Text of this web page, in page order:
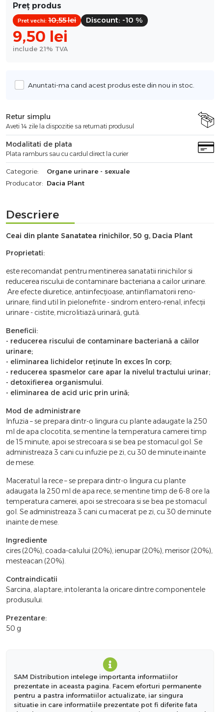
Preț produs
9,50 lei
Pret vechi: 10,55lei Discount: -10 %
include 21% TVA
Anuntati-ma cand acest produs este din nou in stoc.
Retur simplu
Aveti 14 zile la dispozitie sa returnati produsul
Modalitati de plata
Plata ramburs sau cu cardul direct la curier
Categorie:
Organe urinare - sexuale
Producator: Dacia Plant
Descriere
Ceai din plante Sanatatea rinichilor, 50 g, Dacia Plant
Proprietati:
este recomandat pentru mentinerea sanatatii rinichilor si
reducerea riscului de contaminare bacteriana a cailor urinare.
Are efecte diuretice, antiinfecțioase, antiinflamatorii reno-
urinare, fiind util în pielonefrite - sindrom entero-renal, infecții
urinare - cistite, microlitiază urinară, gută.
Beneficii:
- reducerea riscului de contaminare bacteriană a căilor
urinare;
- eliminarea lichidelor reținute în exces în corp;
- reducerea spasmelor care apar la nivelul tractului urinar;
- detoxifierea organismului.
- eliminarea de acid uric prin urină;
Mod de administrare
Infuzia – se prepara dintr-o lingura cu plante adaugate la 250
ml de apa clocotita, se mentine la temperatura camerei timp
de 15 minute, apoi se strecoara si se bea pe stomacul gol. Se
administreaza 3 cani cu infuzie pe zi, cu 30 de minute inainte
de mese.
Maceratul la rece – se prepara dintr-o lingura cu plante
adaugata la 250 ml de apa rece, se mentine timp de 6-8 ore la
temperatura camerei, apoi se strecoara si se bea pe stomacul
gol. Se administreaza 3 cani cu macerat pe zi, cu 30 de minute
inainte de mese.
Ingrediente
cires (20%), coada-calului (20%), ienupar (20%), merisor (20%),
mesteacan (20%).
Contraindicatii
Sarcina, alaptare, intoleranta la oricare dintre componentele
produsului.
Prezentare:
50 g
SAM Distribution intelege importanta informatiilor
prezentate in aceasta pagina. Facem eforturi permanente
pentru a pastra informatiilor actualizate, iar singura
situatie in care informatiile prezentate pot fi diferite fata